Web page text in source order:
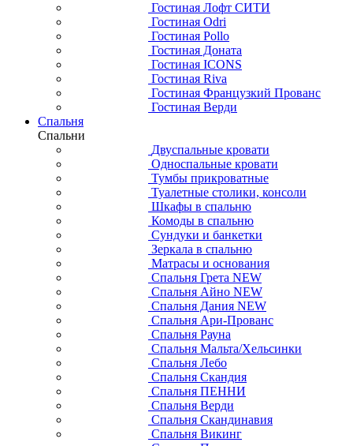
Гостиная Лофт СИТИ
Гостиная Odri
Гостиная Pollo
Гостиная Доната
Гостиная ICONS
Гостиная Riva
Гостиная Французкий Прованс
Гостиная Верди
Спальня
Спальни
Двуспальные кровати
Односпальные кровати
Тумбы прикроватные
Туалетные столики, консоли
Шкафы в спальню
Комоды в спальню
Сундуки и банкетки
Зеркала в спальню
Матрасы и основания
Спальня Грета NEW
Спальня Айно NEW
Спальня Дания NEW
Спальня Ари-Прованс
Спальня Рауна
Спальня Мальта/Хельсинки
Спальня Лебо
Спальня Скандия
Спальня ПЕННИ
Спальня Верди
Спальня Скандинавия
Спальня Викинг